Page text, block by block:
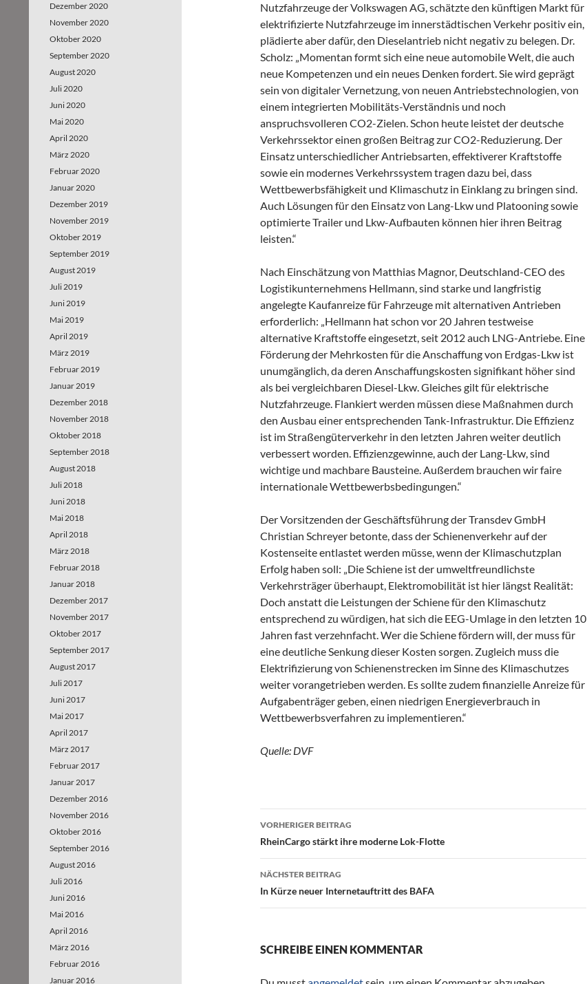
Nutzfahrzeuge der Volkswagen AG, schätzte den künftigen Markt für
elektrifizierte Nutzfahrzeuge im innerstädtischen Verkehr positiv ein,
plädierte aber dafür, den Dieselantrieb nicht negativ zu belegen. Dr.
Scholz: „Momentan formt sich eine neue automobile Welt, die auch
neue Kompetenzen und ein neues Denken fordert. Sie wird geprägt
sein von digitaler Vernetzung, von neuen Antriebstechnologien, von
einem integrierten Mobilitäts-Verständnis und noch
anspruchsvolleren CO2-Zielen. Schon heute leistet der deutsche
Verkehrssektor einen großen Beitrag zur CO2-Reduzierung. Der
Einsatz unterschiedlicher Antriebsarten, effektiverer Kraftstoffe
sowie ein modernes Verkehrssystem tragen dazu bei, dass
Wettbewerbsfähigkeit und Klimaschutz in Einklang zu bringen sind.
Auch Lösungen für den Einsatz von Lang-Lkw und Platooning sowie
optimierte Trailer und Lkw-Aufbauten können hier ihren Beitrag
leisten.“
Nach Einschätzung von Matthias Magnor, Deutschland-CEO des
Logistikunternehmens Hellmann, sind starke und langfristig
angelegte Kaufanreize für Fahrzeuge mit alternativen Antrieben
erforderlich: „Hellmann hat schon vor 20 Jahren testweise
alternative Kraftstoffe eingesetzt, seit 2012 auch LNG-Antriebe. Eine
Förderung der Mehrkosten für die Anschaffung von Erdgas-Lkw ist
unumgänglich, da deren Anschaffungskosten signifikant höher sind
als bei vergleichbaren Diesel-Lkw. Gleiches gilt für elektrische
Nutzfahrzeuge. Flankiert werden müssen diese Maßnahmen durch
den Ausbau einer entsprechenden Tank-Infrastruktur. Die Effizienz
ist im Straßengüterverkehr in den letzten Jahren weiter deutlich
verbessert worden. Effizienzgewinne, auch der Lang-Lkw, sind
wichtige und machbare Bausteine. Außerdem brauchen wir faire
internationale Wettbewerbsbedingungen.“
Der Vorsitzenden der Geschäftsführung der Transdev GmbH
Christian Schreyer betonte, dass der Schienenverkehr auf der
Kostenseite entlastet werden müsse, wenn der Klimaschutzplan
Erfolg haben soll: „Die Schiene ist der umweltfreundlichste
Verkehrsträger überhaupt, Elektromobilität ist hier längst Realität:
Doch anstatt die Leistungen der Schiene für den Klimaschutz
entsprechend zu würdigen, hat sich die EEG-Umlage in den letzten 10
Jahren fast verzehnfacht. Wer die Schiene fördern will, der muss für
eine deutliche Senkung dieser Kosten sorgen. Zugleich muss die
Elektrifizierung von Schienenstrecken im Sinne des Klimaschutzes
weiter vorangetrieben werden. Es sollte zudem finanzielle Anreize für
Aufgabenträger geben, einen niedrigen Energieverbrauch in
Wettbewerbsverfahren zu implementieren.“
Quelle: DVF
Beitragsnavigation
VORHERIGER BEITRAG
RheinCargo stärkt ihre moderne Lok-Flotte
NÄCHSTER BEITRAG
In Kürze neuer Internetauftritt des BAFA
SCHREIBE EINEN KOMMENTAR
Dezember 2020
November 2020
Oktober 2020
September 2020
August 2020
Juli 2020
Juni 2020
Mai 2020
April 2020
März 2020
Februar 2020
Januar 2020
Dezember 2019
November 2019
Oktober 2019
September 2019
August 2019
Juli 2019
Juni 2019
Mai 2019
April 2019
März 2019
Februar 2019
Januar 2019
Dezember 2018
November 2018
Oktober 2018
September 2018
August 2018
Juli 2018
Juni 2018
Mai 2018
April 2018
März 2018
Februar 2018
Januar 2018
Dezember 2017
November 2017
Oktober 2017
September 2017
August 2017
Juli 2017
Juni 2017
Mai 2017
April 2017
März 2017
Februar 2017
Januar 2017
Dezember 2016
November 2016
Oktober 2016
September 2016
August 2016
Juli 2016
Juni 2016
Mai 2016
April 2016
März 2016
Februar 2016
Januar 2016